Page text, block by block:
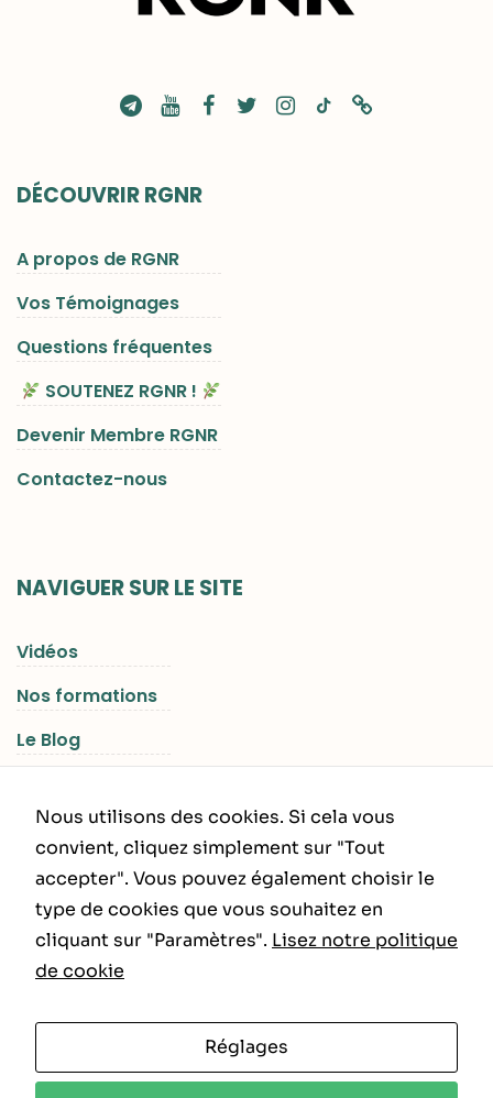
DÉCOUVRIR RGNR
A propos de RGNR
Vos Témoignages
Questions fréquentes
SOUTENEZ RGNR !
Devenir Membre RGNR
Contactez-nous
NAVIGUER SUR LE SITE
Vidéos
Nos formations
Le Blog
INFORMATIONS LÉGALES
Politique de Confidentialité
Nous utilisons des cookies. Si cela vous
convient, cliquez simplement sur "Tout
accepter". Vous pouvez également choisir le
type de cookies que vous souhaitez en
cliquant sur "Paramètres". Lisez notre politique
de cookie
Réglages